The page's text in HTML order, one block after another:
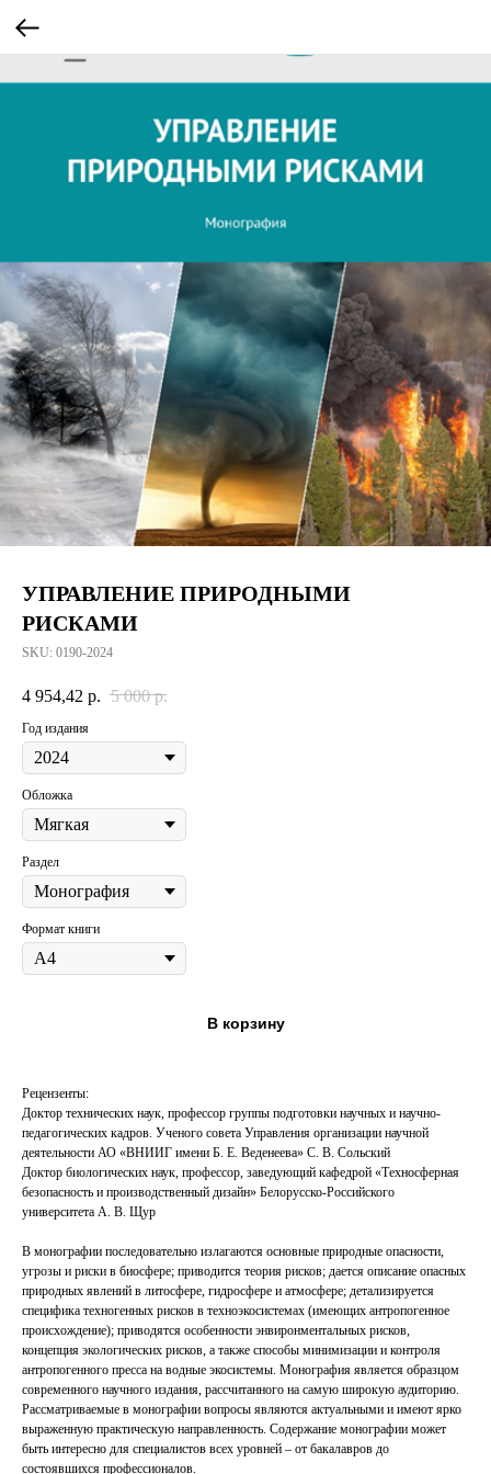
УПРАВЛЕНИЕ ПРИРОДНЫМИ
РИСКАМИ
SKU: 0190-2024
4 954,42 р. 5 000 р.
Год издания
Обложка
Раздел
Формат книги
В корзину
Рецензенты:
Доктор технических наук, профессор группы подготовки научных и научно-
педагогических кадров. Ученого совета Управления организации научной
деятельности АО «ВНИИГ имени Б. Е. Веденеева» С. В. Сольский
Доктор биологических наук, профессор, заведующий кафедрой «Техносферная
безопасность и производственный дизайн» Белорусско-Российского
университета А. В. Щур
В монографии последовательно излагаются основные природные опасности,
угрозы и риски в биосфере; приводится теория рисков; дается описание опасных
природных явлений в литосфере, гидросфере и атмосфере; детализируется
специфика техногенных рисков в техноэкосистемах (имеющих антропогенное
происхождение); приводятся особенности энвиронментальных рисков,
концепция экологических рисков, а также способы минимизации и контроля
антропогенного пресса на водные экосистемы. Монография является образцом
современного научного издания, рассчитанного на самую широкую аудиторию.
Рассматриваемые в монографии вопросы являются актуальными и имеют ярко
выраженную практическую направленность. Содержание монографии может
быть интересно для специалистов всех уровней – от бакалавров до
состоявшихся профессионалов.